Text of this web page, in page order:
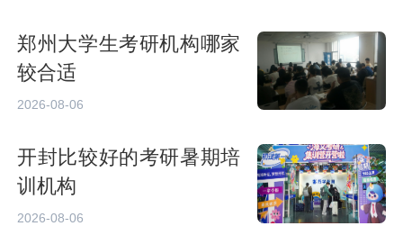
郑州大学生考研机构哪家
较合适
2026-08-06
开封比较好的考研暑期培
训机构
2026-08-06